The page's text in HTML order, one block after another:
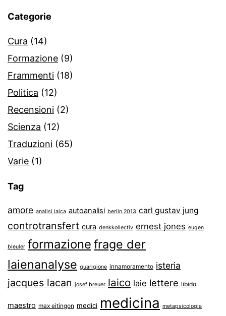
Categorie
Cura (14)
Formazione (9)
Frammenti (18)
Politica (12)
Recensioni (2)
Scienza (12)
Traduzioni (65)
Varie (1)
Tag
amore analisi laica autoanalisi berlin 2013 carl gustav jung
controtransfert cura denkkollectiv ernest jones eugen
bleuler formazione frage der
laienanalyse guarigione innamoramento isteria
jacques lacan josef breuer laico laie lettere libido
maestro max eitingon medici medicina metapsicologia